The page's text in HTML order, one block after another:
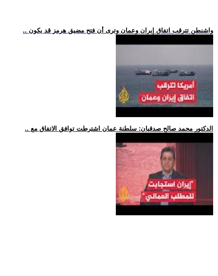
.. واشنطن تترقب اتفاق إيران وعمان وترى أن فتح مضيق هرمز قد يكون
.. الدكتور محمد صالح صدقيان: سلطنة عمان اشترطت توافق الاتفاق مع